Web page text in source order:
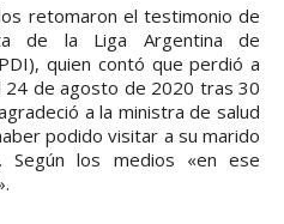
retomaron el testimonio de
de la Liga Argentina de
quien contó que perdió a
24 de agosto de 2020 tras 30
a la ministra de salud
podido visitar a su marido
Según los medios «en ese